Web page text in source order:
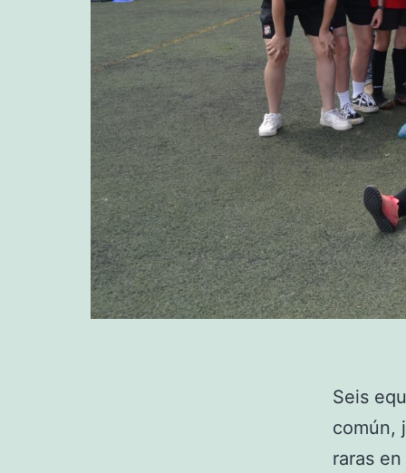
Seis
común,
raras